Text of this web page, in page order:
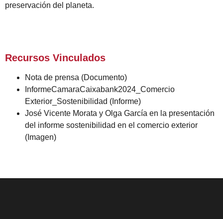
preservación del planeta.
Recursos Vinculados
Nota de prensa (Documento)
InformeCamaraCaixabank2024_Comercio
Exterior_Sostenibilidad (Informe)
José Vicente Morata y Olga García en la presentación
del informe sostenibilidad en el comercio exterior
(Imagen)